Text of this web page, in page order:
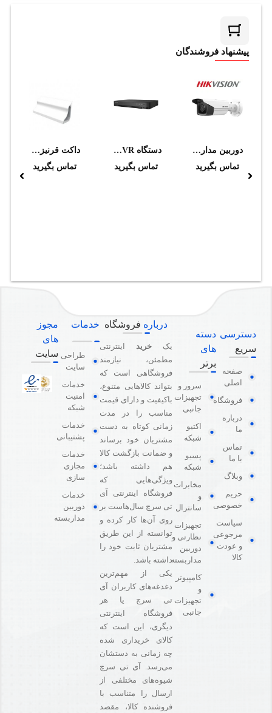
پیشنهاد فروشندگان
دوربین مداربسته هایک ویژن مدل DS-2CD2T43G2-2I (4mm)
تماس بگیرید
دستگاه DVR هایک ویژن مدل IDS-7216HQHI-M2/S
تماس بگیرید
داکت قرنيزي ارتفاع 80mm داراي لبه نرم سوپيتا
تماس بگیرید
دسترسی
سریع
صفحه
اصلی
فروشگاه
درباره
ما
تماس
با ما
وبلاگ
حریم
خصوصی
سیاست
مرجوعی
و عودت
کالا
دسته
های
برتر
سرور و
تجهیزات
جانبی
اکتیو
شبکه
پسیو
شبکه
مخابرات
و
سانترال
تجهیزات
نظارتی و
دوربین
مداربسته
کامپیوتر
و
تجهیزات
جانبی
درباره فروشگاه
یک خریداینترنتی
مطمئن، نیازمند
فروشگاهی است که
بتواند کالاهایی متنوع،
باکیفیت و دارای قیمت
مناسب را در مدت
زمانی کوتاه به دست
مشتریان خود برساند
و ضمانت بازگشت کالا
هم داشته باشد؛
ویژگی‌هایی که
فروشگاه اینترنتی آی
تی سرچ سال‌هاست بر
روی آن‌ها کار کرده و
توانسته از این طریق
مشتریان ثابت خود را
داشته باشد.
یکی از مهم‌ترین
دغدغه‌های کاربران آی
تی سرچ یا هر
فروشگاه‌ اینترنتی
دیگری، این است که
کالای خریداری شده
چه زمانی به دستشان
می‌رسد. آی تی سرچ
شیوه‌های مختلفی از
ارسال را متناسب با
فروشنده کالا،‌ مقصد
خدمات
طراحی
سایت
خدمات
امنیت
شبکه
خدمات
پشتیبانی
خدمات
مجازی
سازی
خدمات
دوربین
مداربسته
مجوز
های
سایت